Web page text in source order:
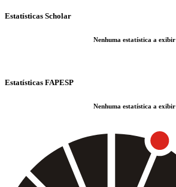
Estatísticas Scholar
Nenhuma estatística a exibir
Estatísticas FAPESP
Nenhuma estatística a exibir